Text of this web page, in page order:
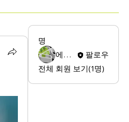
명
에스지 이
팔로우
전체 회원 보기(1명)